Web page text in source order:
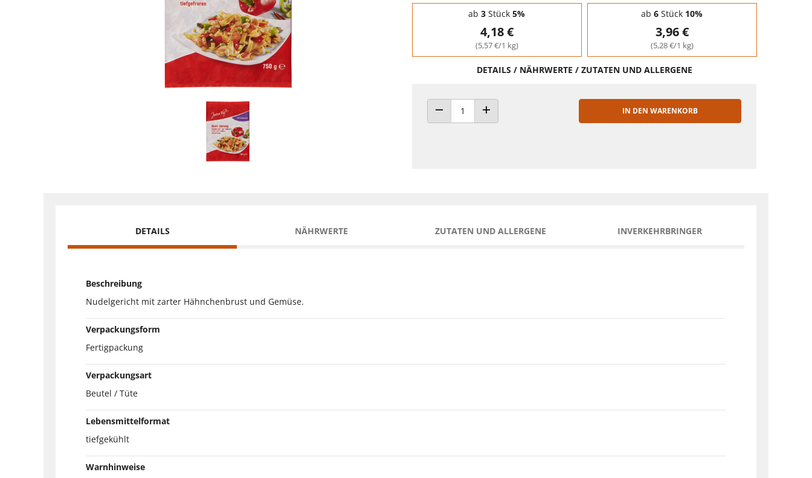
Staffelpreise - Mengenrabatt
ab 3 Stück 5%
4,18 €
(5,57 €/1 kg)
ab 6 Stück 10%
3,96 €
(5,28 €/1 kg)
DETAILS / NÄHRWERTE / ZUTATEN UND ALLERGENE
ANZAHL VERRINGERNANZAHL ERHÖHEN
IN DEN WARENKORB
DETAILS NÄHRWERTE ZUTATEN UND ALLERGENE INVERKEHRBRINGER
Beschreibung
Nudelgericht mit zarter Hähnchenbrust und Gemüse.
Verpackungsform
Fertigpackung
Verpackungsart
Beutel / Tüte
Lebensmittelformat
tiefgekühlt
Warnhinweise